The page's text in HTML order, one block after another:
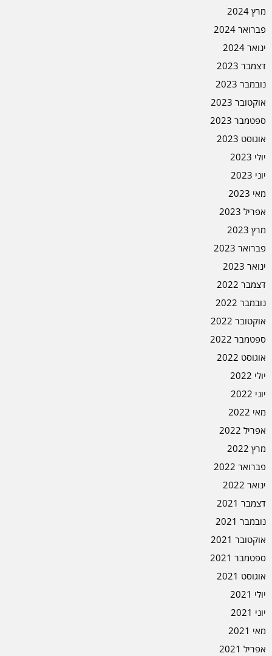
מרץ 2024
פברואר 2024
ינואר 2024
דצמבר 2023
נובמבר 2023
אוקטובר 2023
ספטמבר 2023
אוגוסט 2023
יולי 2023
יוני 2023
מאי 2023
אפריל 2023
מרץ 2023
פברואר 2023
ינואר 2023
דצמבר 2022
נובמבר 2022
אוקטובר 2022
ספטמבר 2022
אוגוסט 2022
יולי 2022
יוני 2022
מאי 2022
אפריל 2022
מרץ 2022
פברואר 2022
ינואר 2022
דצמבר 2021
נובמבר 2021
אוקטובר 2021
ספטמבר 2021
אוגוסט 2021
יולי 2021
יוני 2021
מאי 2021
אפריל 2021